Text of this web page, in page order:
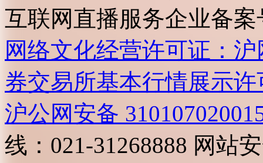
互联网直播服务企业备案
网络文化经营许可证：
券交易所基本行情展示许
沪公网安备
线：021-31268888 网站